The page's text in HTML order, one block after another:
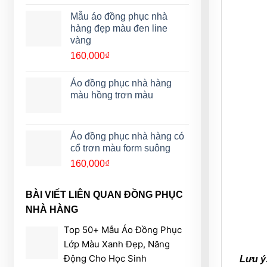
Mẫu áo đồng phục nhà
hàng đẹp màu đen line
vàng
160,000₫
Áo đồng phục nhà hàng
màu hồng trơn màu
Áo đồng phục nhà hàng có
cổ trơn màu form suông
160,000₫
BÀI VIẾT LIÊN QUAN ĐỒNG PHỤC
NHÀ HÀNG
Top 50+ Mẫu Áo Đồng Phục
Lớp Màu Xanh Đẹp, Năng
Động Cho Học Sinh
Lưu